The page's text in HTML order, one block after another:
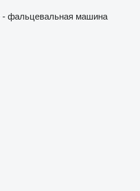
фальцевальная машина